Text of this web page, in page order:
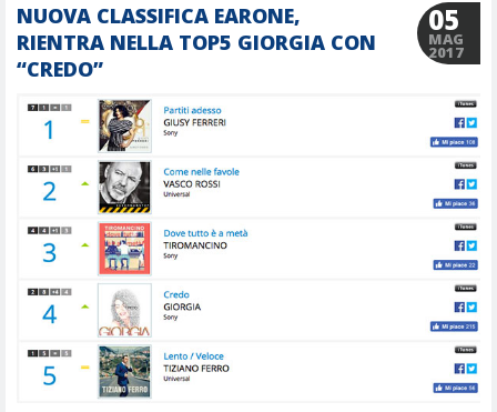
NUOVA CLASSIFICA EARONE,
RIENTRA NELLA TOP5 GIORGIA CON
“CREDO”
05
MAG
2017